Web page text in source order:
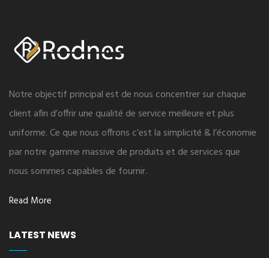
Notre objectif principal est de nous concentrer sur chaque
client afin d’offrir une qualité de service meilleure et plus
uniforme. Ce que nous offrons c’est la simplicité & l’économie
par notre gamme massive de produits et de services que
nous sommes capables de fournir.
Read More
LATEST NEWS